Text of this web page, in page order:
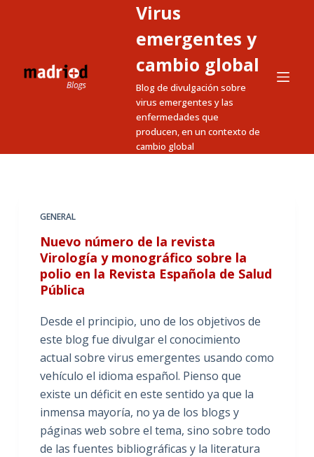
Virus
emergentes y
cambio global
Blog de divulgación sobre
virus emergentes y las
enfermedades que
producen, en un contexto de
cambio global
GENERAL
Nuevo número de la revista
Virología y monográfico sobre la
polio en la Revista Española de Salud
Pública
Desde el principio, uno de los objetivos de
este blog fue divulgar el conocimiento
actual sobre virus emergentes usando como
vehículo el idioma español. Pienso que
existe un déficit en este sentido ya que la
inmensa mayoría, no ya de los blogs y
páginas web sobre el tema, sino sobre todo
de las fuentes bibliográficas y la literatura